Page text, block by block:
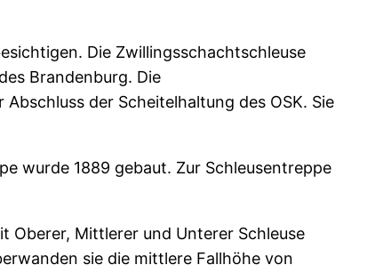
Die Zwillingsschachtschleuse
Brandenburg. Die
der Scheitelhaltung des OSK. Sie
wurde 1889 gebaut. Zur Schleusentreppe
Oberer, Mittlerer und Unterer Schleuse
sie die mittlere Fallhöhe von